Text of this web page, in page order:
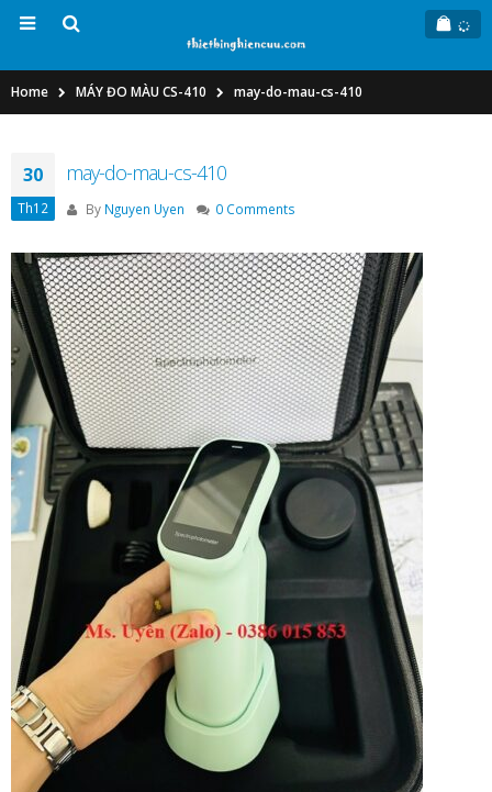
Home MÁY ĐO MÀU CS-410 may-do-mau-cs-410
30
Th12
may-do-mau-cs-410
By Nguyen Uyen 0 Comments